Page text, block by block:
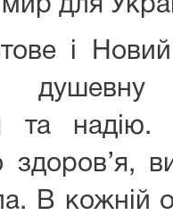
для
і
та
В кожній